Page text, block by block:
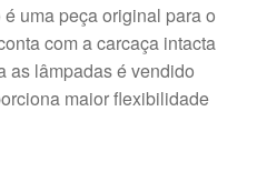
uma peça original para o
com a carcaça intacta
as lâmpadas é vendido
maior flexibilidade